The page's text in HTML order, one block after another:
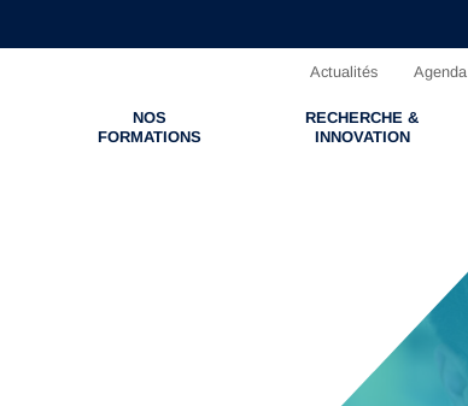
Actualités Agenda
NOS
FORMATIONS
RECHERCHE &
INNOVATION